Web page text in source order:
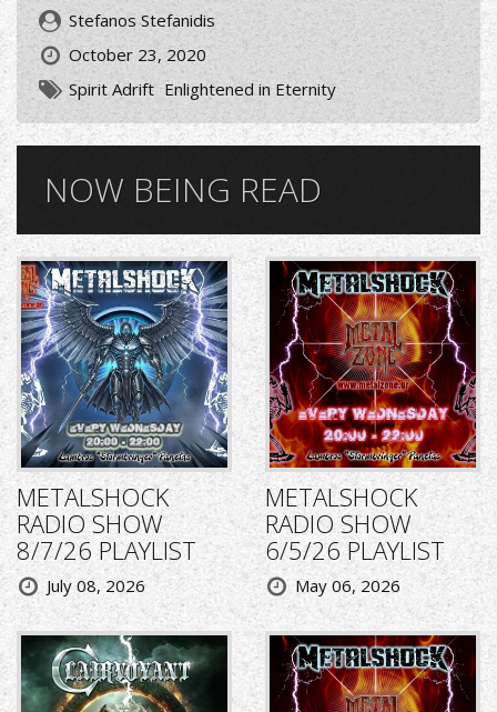
Stefanos Stefanidis
October 23, 2020
Spirit Adrift Enlightened in Eternity
NOW BEING READ
METALSHOCK
RADIO SHOW
8/7/26 PLAYLIST
July 08, 2026
METALSHOCK
RADIO SHOW
6/5/26 PLAYLIST
May 06, 2026